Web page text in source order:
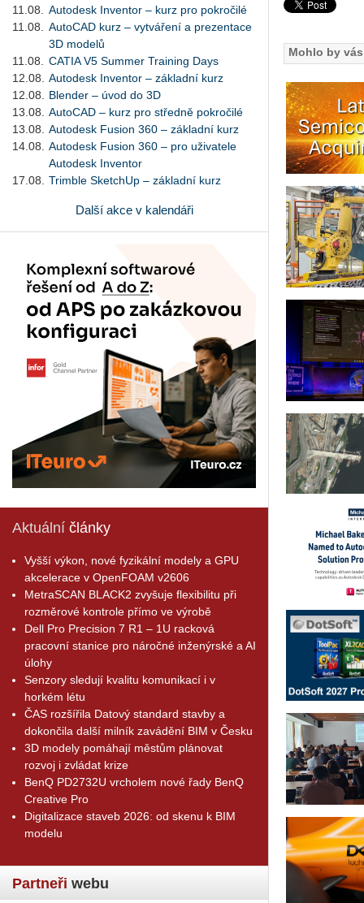
11.08.
Autodesk Inventor – kurz pro pokročilé
11.08.
AutoCAD kurz – vytváření a prezentace
3D modelů
11.08.
CATIA V5 Summer Training Days
12.08.
Autodesk Inventor – základní kurz
12.08.
Blender – úvod do 3D
13.08.
AutoCAD – kurz pro středně pokročilé
13.08.
Autodesk Fusion 360 – základní kurz
14.08.
Autodesk Fusion 360 – pro uživatele
Autodesk Inventor
17.08.
Trimble SketchUp – základní kurz
Další akce v kalendáři
Aktuální články
Vyšší výkon, nové fyzikální modely a GPU
akcelerace v OpenFOAM v2606
MetraSCAN BLACK2 zvyšuje flexibilitu při
rozměrové kontrole přímo ve výrobě
Dell Pro Precision 7 R1 – 1U racková
pracovní stanice pro náročné inženýrské a AI
úlohy
Senzory sledují kvalitu komunikací i v
horkém létu
ČAS rozšířila Datový standard stavby a
dokončila další milník zavádění BIM v Česku
3D modely pomáhají městům plánovat
rozvoj i zvládat krize
BenQ PD2732U vrcholem nové řady BenQ
Creative Pro
Digitalizace staveb 2026: od skenu k BIM
modelu
Partneři webu
Mohlo by